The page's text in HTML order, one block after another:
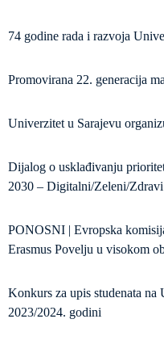
74 godine rada i razvoja
Promovirana 22. generacija
Univerzitet u Sarajevu
Dijalog o usklađivanju
2030 – Digitalni/Zeleni/
PONOSNI | Evropska
Erasmus Povelju u visokom
Konkurs za upis studenata na
2023/2024. godini